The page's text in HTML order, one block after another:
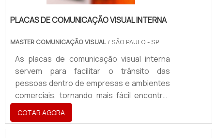
PLACAS DE COMUNICAÇÃO VISUAL INTERNA
MASTER COMUNICAÇÃO VISUAL / SÃO PAULO - SP
As placas de comunicação visual interna
servem para facilitar o trânsito das
pessoas dentro de empresas e ambientes
comerciais, tornando mais fácil encontrar
lugares específicos e se localizar. Uma boa
comunicação visual interna é essencial
para facilitar o deslocamento e a
COTAR AGORA